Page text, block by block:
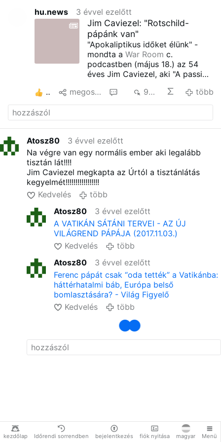
kezdőlap Időrendi sorrendben bejelentkezés fiók nyitása magyar Menü
hu.news 3 évvel ezelőtt
Jim Caviezel: "Rotschild-
pápánk van"
"Apokaliptikus időket élünk" -
mondta a War Room c.
podcastben (május 18.) az 54
éves Jim Caviezel, aki "A passió"
alakította Jézust.
A Bibliát elveszik tőlünk, nekünk
ideológiával kellene
pápánk? Miért nem szólal fel
akkor, amikor szegény
ízekre szedi?" - tette fel a
kérdést.
Caviezel egy egyház és nemzet
poliphoz hasonlította a helyzetet.
"Jelen esetben viszont a polipnak
a fejét kell célba venni".
Fej alatt a központi bankokat, a
Nemzetközi Valutaalapot, az
Európai Központi Bankot, a
nyugati központi
magánbankokat, a Nemzetközi
Fizetések Bankját, és a
Rothschild-bankokat érti.
"Rothschild-pápánk van" -
összegzi röviden.
Caviezel tudja, hogy nem a
szenilis Biden irányítja az USA-t,
3 megoszt 908 több
Atosz80
3 évvel ezelőtt
Na végre van egy normális ember aki legalább
tisztán lát!!!!
Jim Caviezel megkapta az Úrtól a tisztánlátás
kegyelmét!!!!!!!!!!!!!!!!!
Kedvelés
több
Atosz80
3 évvel ezelőtt
A VATIKÁN SÁTÁNI TERVEI - AZ ÚJ
VILÁGREND PÁPÁJA (2017.11.03.)
Kedvelés
több
Atosz80
3 évvel ezelőtt
Ferenc pápát csak “oda tették” a Vatikánba:
háttérhatalmi báb, Európa belső
bomlasztására? - Világ Figyelő
Kedvelés
több